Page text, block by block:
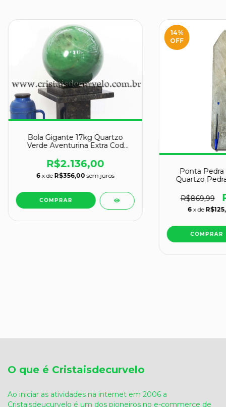
Bola Gigante 17kg Quartzo
Verde Aventurina Extra Cod
R$2.136,00
6 x de R$356,00 sem juros
14%
OFF
Ponta Pedra
Quartzo
R$869,99
6 x de
O que é Cristaisdecurvelo
Ao iniciar as atividades na internet em 2006 a
Cristaisdeucurvelo é um dos pioneiros no e-commerce de